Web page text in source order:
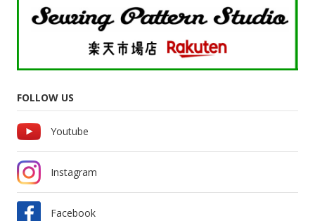
FOLLOW US
Youtube
Instagram
Facebook